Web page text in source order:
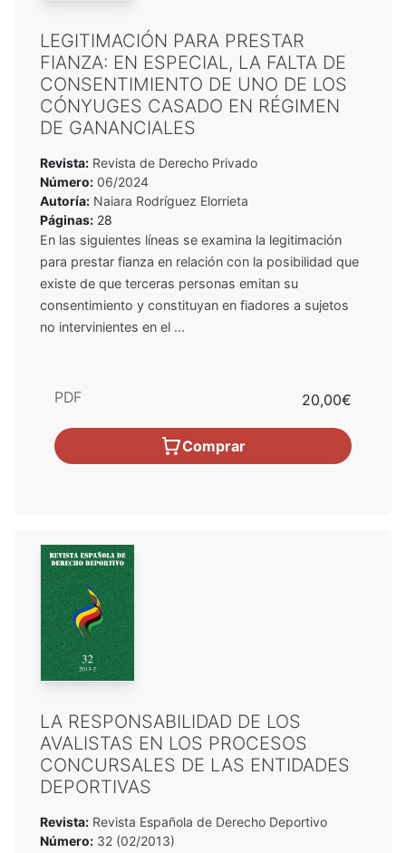
LEGITIMACIÓN PARA PRESTAR
FIANZA: EN ESPECIAL, LA FALTA DE
CONSENTIMIENTO DE UNO DE LOS
CÓNYUGES CASADO EN RÉGIMEN
DE GANANCIALES
Revista: Revista de Derecho Privado
Número: 06/2024
Autoría: Naiara Rodríguez Elorrieta
Páginas: 28
En las siguientes líneas se examina la legitimación
para prestar fianza en relación con la posibilidad que
existe de que terceras personas emitan su
consentimiento y constituyan en fiadores a sujetos
no intervinientes en el ...
PDF 20,00€
Comprar
LA RESPONSABILIDAD DE LOS
AVALISTAS EN LOS PROCESOS
CONCURSALES DE LAS ENTIDADES
DEPORTIVAS
Revista: Revista Española de Derecho Deportivo
Número: 32 (02/2013)